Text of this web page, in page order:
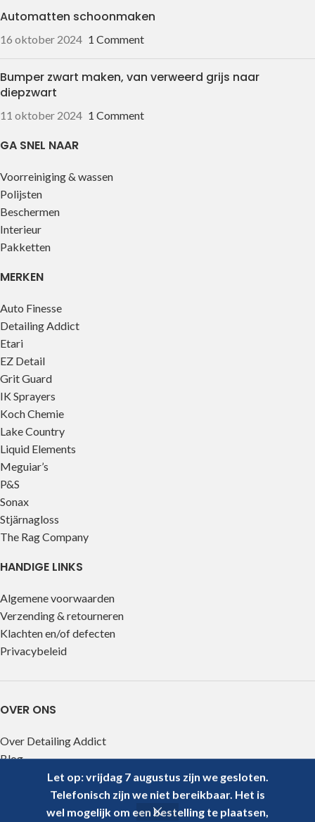
Let op: vrijdag 7 augustus zijn we gesloten.
Telefonisch zijn we niet bereikbaar. Het is
wel mogelijk om een bestelling te plaatsen,
Automatten schoonmaken
16 oktober 2024 1 Comment
Bumper zwart maken, van verweerd grijs naar
diepzwart
11 oktober 2024 1 Comment
GA SNEL NAAR
Voorreiniging & wassen
Polijsten
Beschermen
Interieur
Pakketten
MERKEN
Auto Finesse
Detailing Addict
Etari
EZ Detail
Grit Guard
IK Sprayers
Koch Chemie
Lake Country
Liquid Elements
Meguiar’s
P&S
Sonax
Stjärnagloss
The Rag Company
HANDIGE LINKS
Algemene voorwaarden
Verzending & retourneren
Klachten en/of defecten
Privacybeleid
OVER ONS
Over Detailing Addict
Blog
Detailingaddict.com 2026